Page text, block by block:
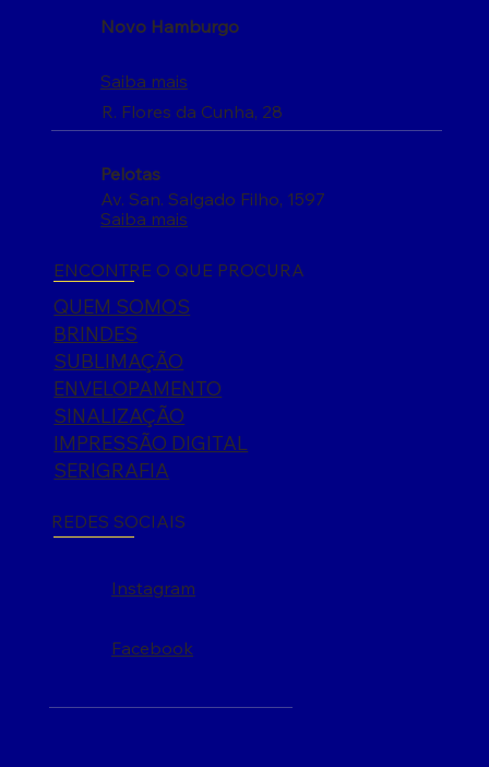
Novo Hamburgo
R. Flores da Cunha, 28
Saiba mais
Pelotas
Av. San. Salgado Filho, 1597
Saiba mais
ENCONTRE O QUE PROCURA
QUEM SOMOS
BRINDES
SUBLIMAÇÃO
ENVELOPAMENTO
SINALIZAÇÃO
IMPRESSÃO DIGITAL
SERIGRAFIA
REDES SOCIAIS
Instagram
Facebook